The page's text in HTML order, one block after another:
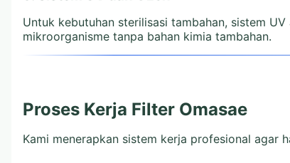
Untuk kebutuhan sterilisasi tambahan, sistem
mikroorganisme tanpa bahan kimia tambahan.
Proses Kerja Filter Omasae
Kami menerapkan sistem kerja profesional agar